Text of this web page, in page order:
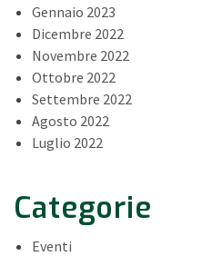
Gennaio 2023
Dicembre 2022
Novembre 2022
Ottobre 2022
Settembre 2022
Agosto 2022
Luglio 2022
Categorie
Eventi